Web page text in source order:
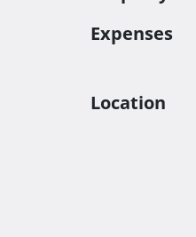
Expenses
Location